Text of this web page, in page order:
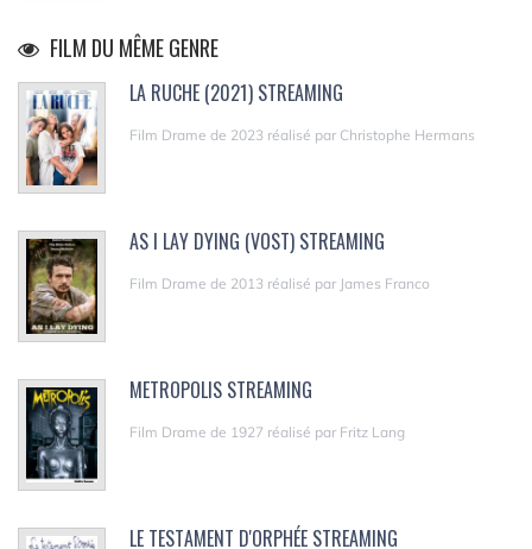
FILM DU MÊME GENRE
LA RUCHE (2021) STREAMING
Film Drame de 2023 réalisé par Christophe Hermans
AS I LAY DYING (VOST) STREAMING
Film Drame de 2013 réalisé par James Franco
METROPOLIS STREAMING
Film Drame de 1927 réalisé par Fritz Lang
LE TESTAMENT D'ORPHÉE STREAMING